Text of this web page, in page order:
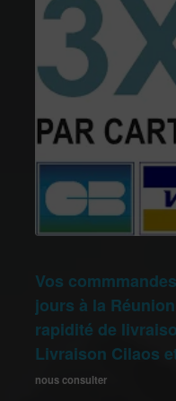
Vos
jours à la
rapidité de
Livraison Cilaos
nous consulter